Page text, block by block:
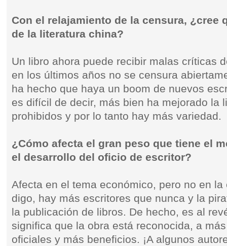
Con el relajamiento de la censura, ¿cree
de la literatura china?
Un libro ahora puede recibir malas críticas
en los últimos años no se censura
ha hecho que haya un boom de nuevos
es difícil de decir, más bien ha mejorado la
prohibidos y por lo tanto hay más variedad.
¿Cómo afecta el gran peso que tiene el
el desarrollo del oficio de escritor?
Afecta en el tema económico, pero no en
digo, hay más escritores que nunca y la
la publicación de libros. De hecho, es al
significa que la obra está reconocida, a
oficiales y más beneficios. ¡A algunos